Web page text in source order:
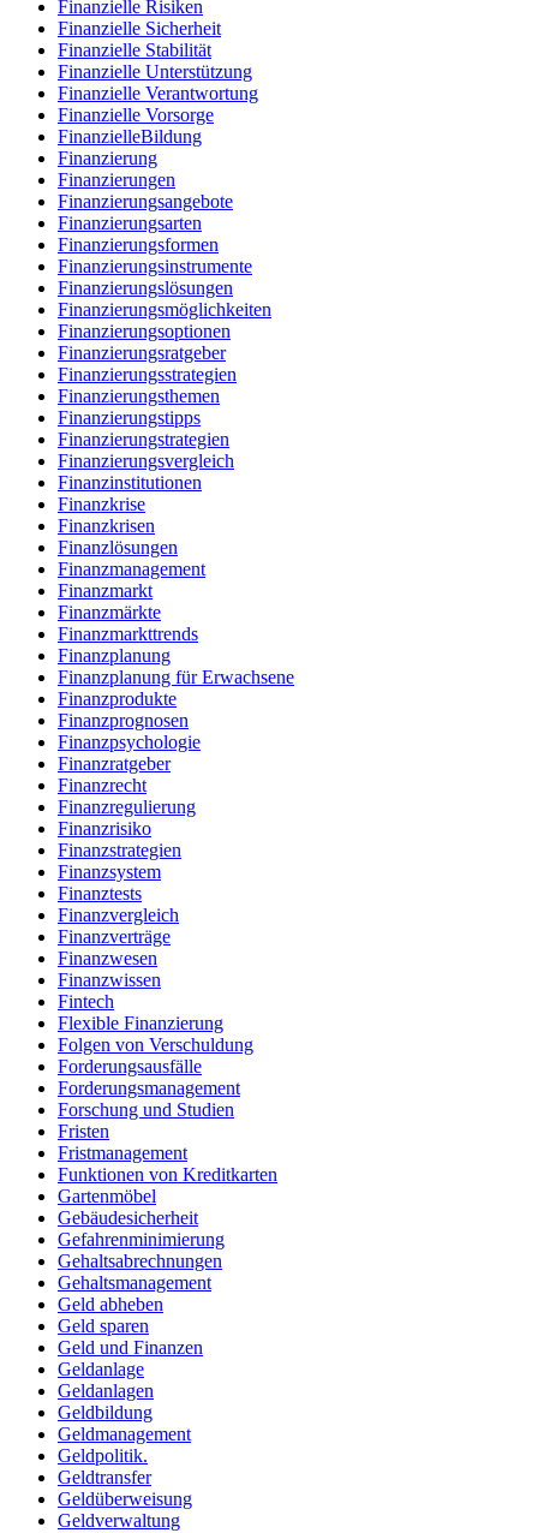
Finanzielle Risiken
Finanzielle Sicherheit
Finanzielle Stabilität
Finanzielle Unterstützung
Finanzielle Verantwortung
Finanzielle Vorsorge
FinanzielleBildung
Finanzierung
Finanzierungen
Finanzierungsangebote
Finanzierungsarten
Finanzierungsformen
Finanzierungsinstrumente
Finanzierungslösungen
Finanzierungsmöglichkeiten
Finanzierungsoptionen
Finanzierungsratgeber
Finanzierungsstrategien
Finanzierungsthemen
Finanzierungstipps
Finanzierungstrategien
Finanzierungsvergleich
Finanzinstitutionen
Finanzkrise
Finanzkrisen
Finanzlösungen
Finanzmanagement
Finanzmarkt
Finanzmärkte
Finanzmarkttrends
Finanzplanung
Finanzplanung für Erwachsene
Finanzprodukte
Finanzprognosen
Finanzpsychologie
Finanzratgeber
Finanzrecht
Finanzregulierung
Finanzrisiko
Finanzstrategien
Finanzsystem
Finanztests
Finanzvergleich
Finanzverträge
Finanzwesen
Finanzwissen
Fintech
Flexible Finanzierung
Folgen von Verschuldung
Forderungsausfälle
Forderungsmanagement
Forschung und Studien
Fristen
Fristmanagement
Funktionen von Kreditkarten
Gartenmöbel
Gebäudesicherheit
Gefahrenminimierung
Gehaltsabrechnungen
Gehaltsmanagement
Geld abheben
Geld sparen
Geld und Finanzen
Geldanlage
Geldanlagen
Geldbildung
Geldmanagement
Geldpolitik.
Geldtransfer
Geldüberweisung
Geldverwaltung